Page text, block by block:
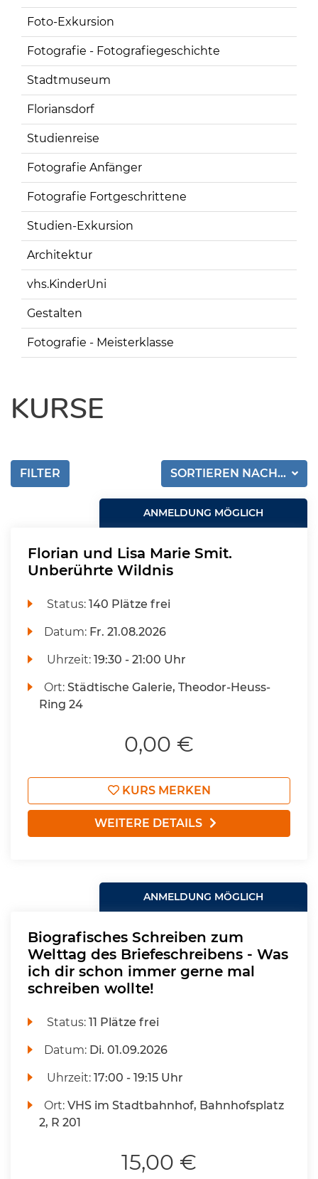
Foto-Exkursion
Fotografie - Fotografiegeschichte
Stadtmuseum
Floriansdorf
Studienreise
Fotografie Anfänger
Fotografie Fortgeschrittene
Studien-Exkursion
Architektur
vhs.KinderUni
Gestalten
Fotografie - Meisterklasse
KURSE
SORTIEREN NACH...
FILTER
ANMELDUNG MÖGLICH
Florian und Lisa Marie Smit.
Unberührte Wildnis
Status:140 Plätze frei
Datum: Fr. 21.08.2026
Uhrzeit:19:30 - 21:00 Uhr
Ort:Städtische Galerie, Theodor-Heuss-
Ring 24
0,00 €
KURS MERKEN
WEITERE DETAILS
ANMELDUNG MÖGLICH
Biografisches Schreiben zum
Welttag des Briefeschreibens - Was
ich dir schon immer gerne mal
schreiben wollte!
Status:11 Plätze frei
Datum: Di. 01.09.2026
Uhrzeit:17:00 - 19:15 Uhr
Ort:VHS im Stadtbahnhof, Bahnhofsplatz
2, R 201
15,00 €